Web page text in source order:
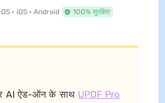
• iOS • Android 100% सुरक्षित
AI ऐड-ऑन के साथ UPDF Pro